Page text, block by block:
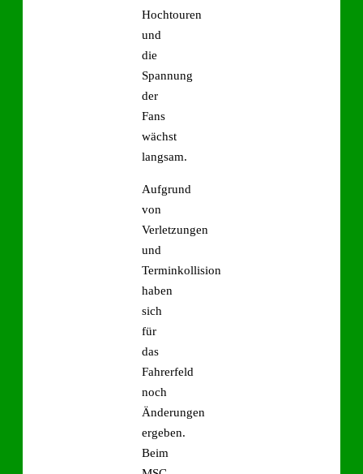
Hochtouren
und
die
Spannung
der
Fans
wächst
langsam.
Aufgrund
von
Verletzungen
und
Terminkollision
haben
sich
für
das
Fahrerfeld
noch
Änderungen
ergeben.
Beim